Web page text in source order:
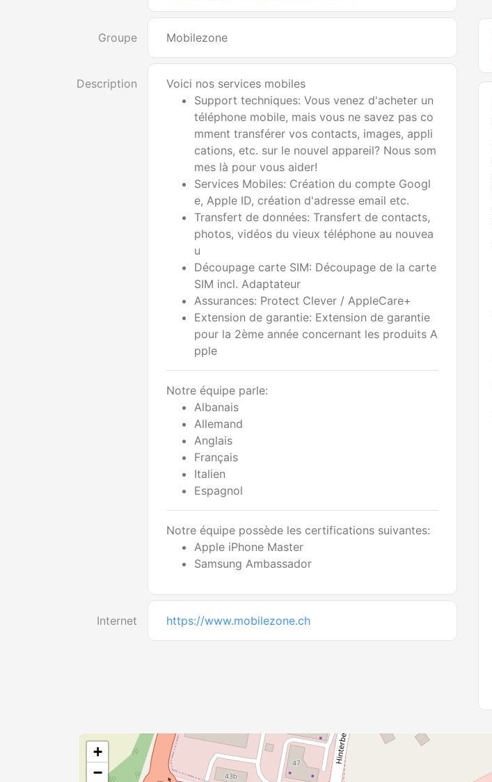
Groupe Mobilezone
Description
Voici nos services mobiles
Support techniques: Vous venez d'acheter un
téléphone mobile, mais vous ne savez pas co
mment transférer vos contacts, images, appli
cations, etc. sur le nouvel appareil? Nous som
mes là pour vous aider!
Services Mobiles: Création du compte Googl
e, Apple ID, création d'adresse email etc.
Transfert de données: Transfert de contacts,
photos, vidéos du vieux téléphone au nouvea
u
Découpage carte SIM: Découpage de la carte
SIM incl. Adaptateur
Assurances: Protect Clever / AppleCare+
Extension de garantie: Extension de garantie
pour la 2ème année concernant les produits A
pple
Notre équipe parle:
Albanais
Allemand
Anglais
Français
Italien
Espagnol
Notre équipe possède les certifications suivantes:
Apple iPhone Master
Samsung Ambassador
Internet https://www.mobilezone.ch
+
−